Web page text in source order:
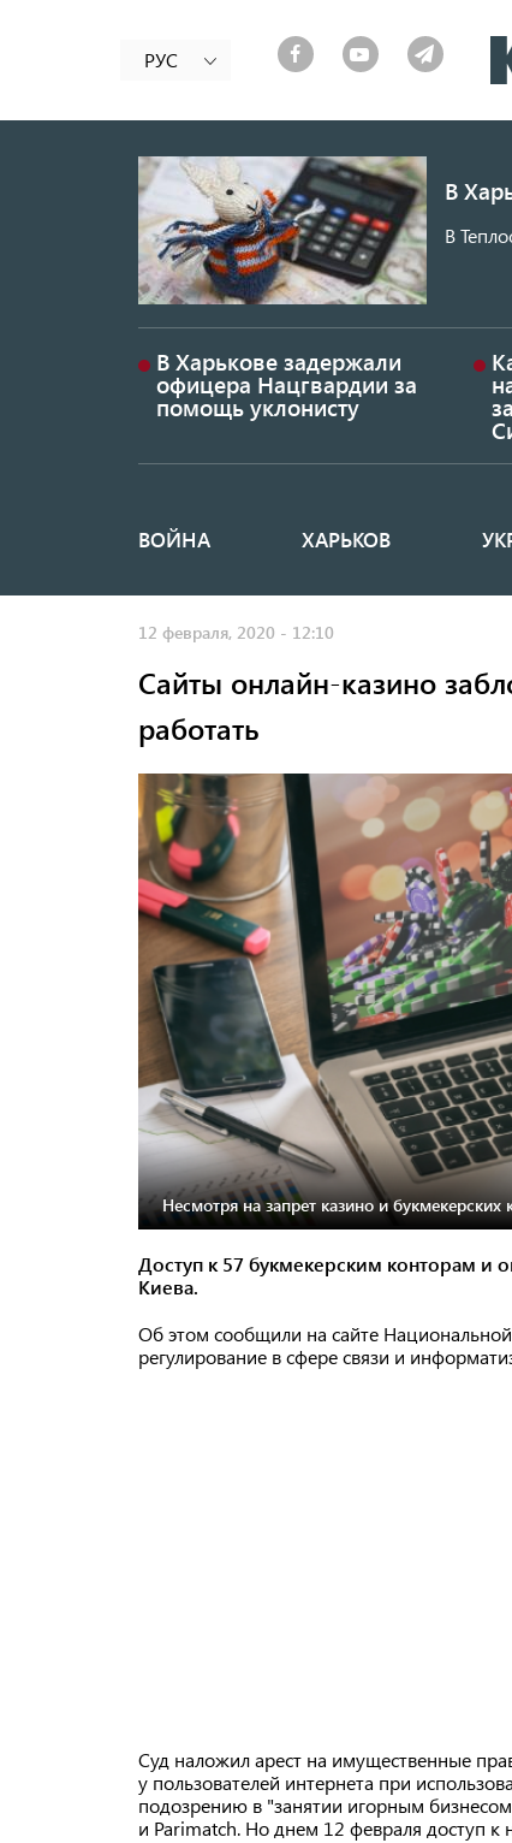
РУС
В
В
В Харькове задержали
офицера Нацгвардии за
помощь уклонисту
Основная
ВОЙНА ХАРЬКОВ
12 февраля, 2020 - 12:10
Сайты онлайн-казино
работать
Несмотря на запрет казино и букмекерских
Доступ к 57 букмекерским конторам и
Киева.
Об этом сообщили на сайте
регулирование в сфере связи и
Суд наложил арест на имущественные
у пользователей интернета при
подозрению в "занятии игорным
и Parimatch. Но днем 12 февраля доступ к